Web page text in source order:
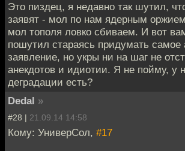
Это пиздец, я недавно так шутил,
заявят - мол по нам ядерным
мол тополя ловко сбиваем. И вот
пошутил стараясь придумать самое
заявление, но укры ни на шаг не
анекдотов и идиотии. Я не пойму, у
деградации есть?
Dedal »
#28 | 21.09.14 14:58
Кому: УниверСол, #17